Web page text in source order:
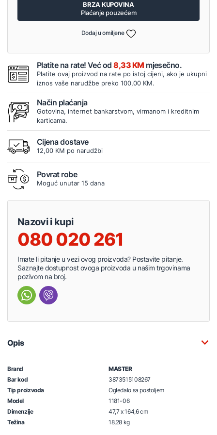
BRZA KUPOVINA
Plaćanje pouzećem
Dodaj u omiljene
Platite na rate! Već od8,33 KM mjesečno.
Platite ovaj proizvod na rate po istoj cijeni, ako je ukupni
iznos vaše narudžbe preko 100,00 KM.
Način plaćanja
Gotovina, internet bankarstvom, virmanom i kreditnim
karticama.
Cijena dostave
12,00 KM po narudžbi
Povrat robe
Moguć unutar 15 dana
Nazovi i kupi
080 020 261
Imate li pitanje u vezi ovog proizvoda? Postavite pitanje.
Saznajte dostupnost ovoga proizvoda u našim trgovinama
pozivom na broj.
Opis
Brand
MASTER
Bar kod
3873515108267
Tip proizvoda
Ogledalo sa postoljem
Model
1181-06
Dimenzije
47,7 x 164,6 cm
Težina
18,28 kg